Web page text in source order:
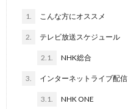
1. こんな方にオススメ
2. テレビ放送スケジュール
2.1. NHK総合
3. インターネットライブ配信
3.1. NHK ONE